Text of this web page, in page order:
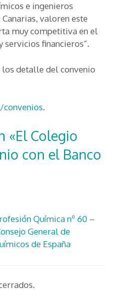
e ingenieros
valoren este
muy competitiva en el
servicios financieros”.
detalle del convenio
.
«El Colegio
con el Banco
Química nº 60 –
General de
de España